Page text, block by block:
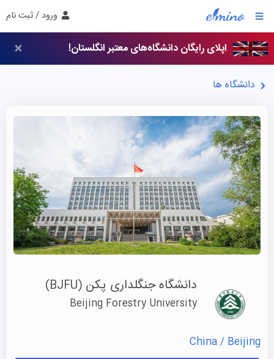
ورود / ثبت نام
اپلای رایگان دانشگاه‌های معتبر انگلستان!
دانشگاه ها
دانشگاه جنگلداری پکن (BJFU)
Beijing Forestry University
China / Beijing